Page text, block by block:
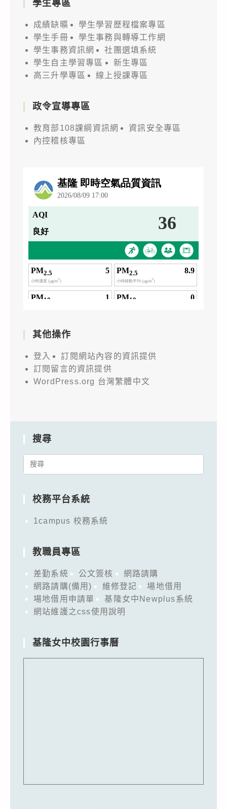
學生專區
成績缺曠
學生學習歷程檔案專區
學生手冊
學生事務與轉導工作網
學生事務資訊網
社團選填系統
學生自主學習專區
新生專區
高三升學專區
線上授課專區
政令宣導專區
教育部108課綱資訊網
資訊安全專區
內控稽核專區
其他操作
登入
訂閱網站內容的資訊提供
訂閱留言的資訊提供
WordPress.org 台灣繁體中文
搜尋
Search
校務平台系統
1campus 校務系統
教職員專區
差勤系統 公文簽核
網路請購
網路請購(備用)
維修登記
場地借用
場地借用申請單
基隆女中Newplus系統
網站維護之css使用說明
基隆女中校園行事曆